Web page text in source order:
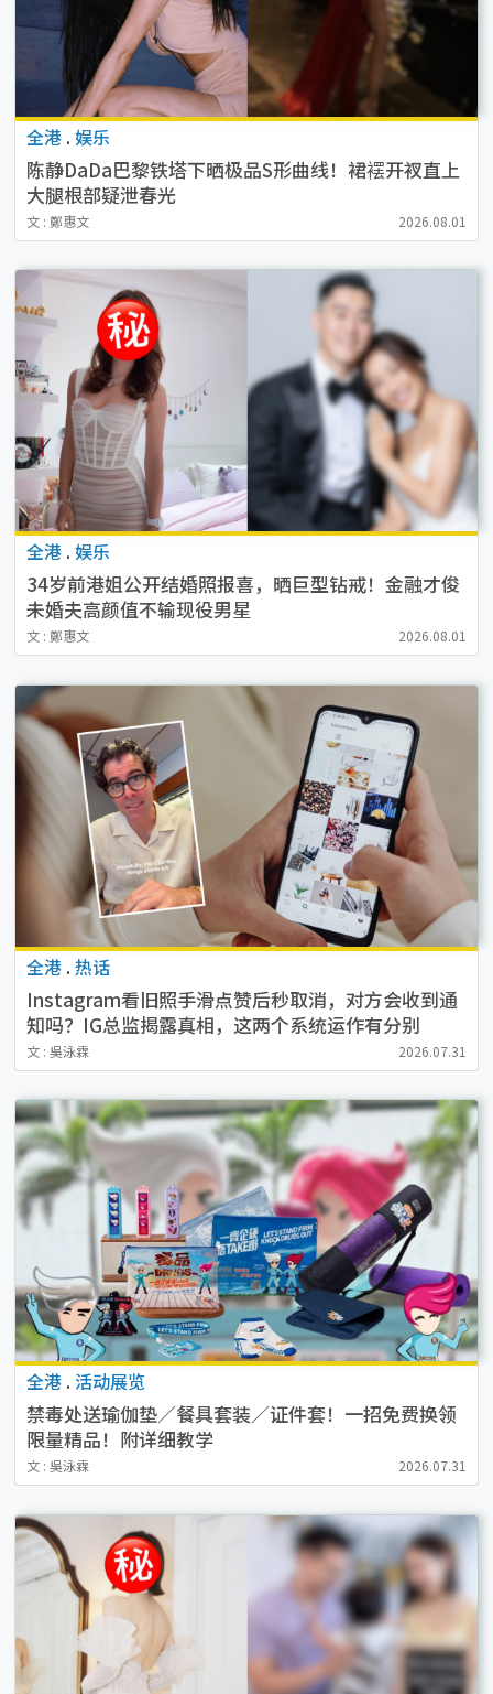
全港 . 娱乐
陈静DaDa巴黎铁塔下晒极品S形曲线！裙䙓开衩直上
大腿根部疑泄春光
文 : 鄭惠文 2026.08.01
全港 . 娱乐
34岁前港姐公开结婚照报喜，晒巨型钻戒！金融才俊
未婚夫高颜值不输现役男星
文 : 鄭惠文 2026.08.01
全港 . 热话
Instagram看旧照手滑点赞后秒取消，对方会收到通
知吗？IG总监揭露真相，这两个系统运作有分别
文 : 吳泳霖 2026.07.31
全港 . 活动展览
禁毒处送瑜伽垫／餐具套装／证件套！一招免费换领
限量精品！附详细教学
文 : 吳泳霖 2026.07.31